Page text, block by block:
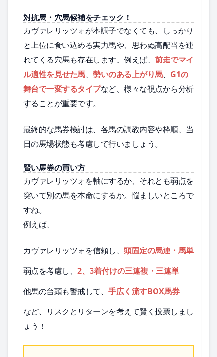
対抗馬・穴馬候補をチェック！
カヴァレリッツォが本調子でなくても、しっかり
と上位に食い込める実力馬や、思わぬ高配当を連
れてくる穴馬も存在します。例えば、 前走でマイ
ル適性を見せた馬、 勢いのある上がり馬、 G1の
舞台で一変するタイプなど、様々な視点から分析
することが重要です。
最終的な馬券検討は、各馬の調教内容や枠順、当
日の馬場状態も考慮して行いましょう。
賢い馬券の買い方
カヴァレリッツォを軸にするか、それとも弱点を
突いて別の馬を本命にするか。悩ましいところで
すね。
例えば、
カヴァレリッツォを信頼し、 頭固定の馬連・馬単
弱点を考慮し、 2、3着付けの三連複・三連単
他馬の台頭も警戒して、 手広く流すBOX馬券
など、リスクとリターンを考えて賢く投票しまし
ょう！